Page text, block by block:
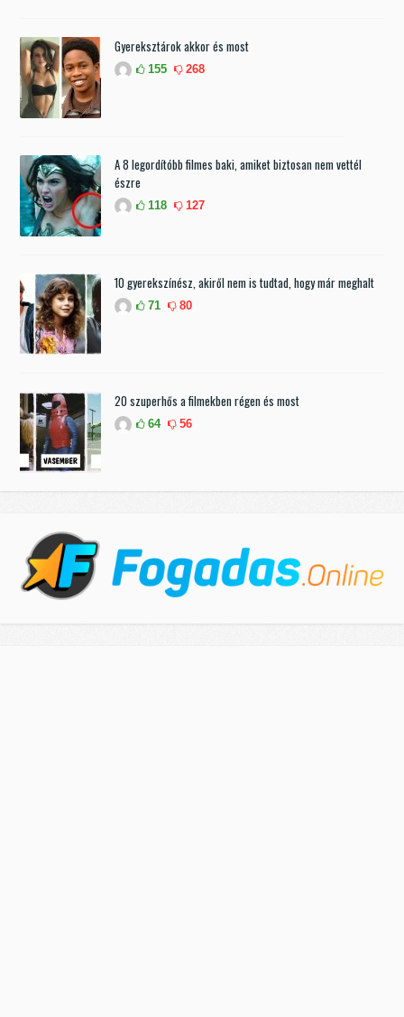
Gyereksztárok akkor és most
155 268
A 8 legordítóbb filmes baki, amiket biztosan nem vettél
észre
118 127
10 gyerekszínész, akiről nem is tudtad, hogy már meghalt
71 80
20 szuperhős a filmekben régen és most
64 56